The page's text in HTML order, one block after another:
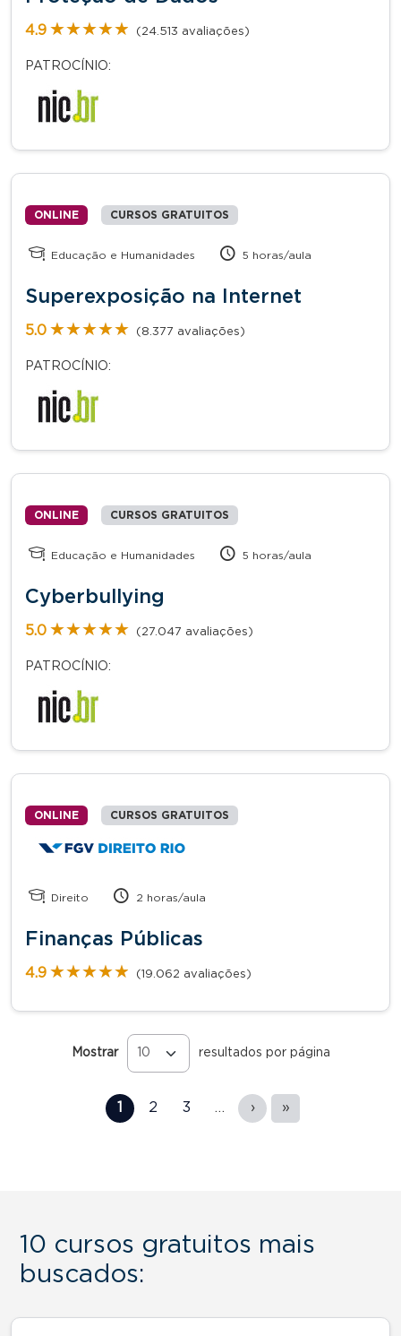
4.9 ★★★★★
★★★★★ (24.513 avaliações)
PATROCÍNIO:
ONLINE CURSOS GRATUITOS
Educação e Humanidades 5 horas/aula
Superexposição na Internet
5.0 ★★★★★
★★★★★ (8.377 avaliações)
PATROCÍNIO:
ONLINE CURSOS GRATUITOS
Educação e Humanidades 5 horas/aula
Cyberbullying
5.0 ★★★★★
★★★★★ (27.047 avaliações)
PATROCÍNIO:
ONLINE CURSOS GRATUITOS
Direito 2 horas/aula
Finanças Públicas
4.9 ★★★★★
★★★★★ (19.062 avaliações)
Mostrar resultados por página
1 2 3 … › »
10 cursos gratuitos mais
buscados: